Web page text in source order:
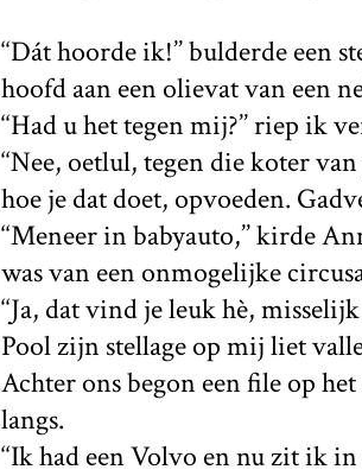
‘‘Dát hoorde ik!’’ bulderde
hoofd aan een olievat van een
‘‘Had u het tegen mij?’’ riep ik
‘‘Nee, oetlul, tegen die koter
hoe je dat doet, opvoeden.
‘‘Meneer in babyauto,’’ kirde
was van een onmogelijke
‘‘Ja, dat vind je leuk hè,
Pool zijn stellage op mij liet
Achter ons begon een file op
langs.
‘‘Ik had een Volvo en nu zit ik in